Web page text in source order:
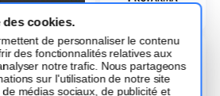
cookies.
de personnaliser le contenu
des fonctionnalités relatives aux
notre trafic. Nous partageons
sur l'utilisation de notre site
médias sociaux, de publicité et